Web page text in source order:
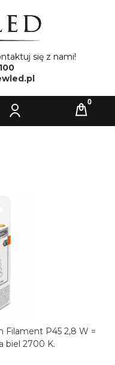
się z nami!
biel 2700 K.